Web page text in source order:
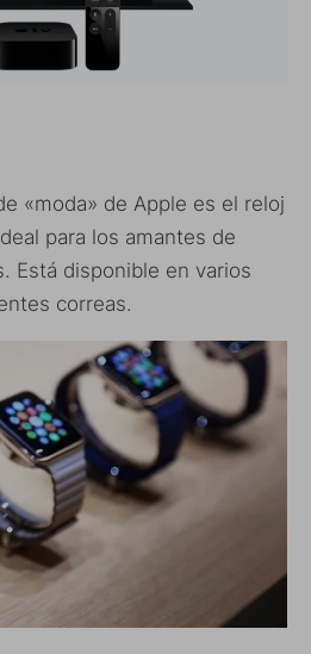
«moda» de Apple es el reloj
para los amantes de
Está disponible en varios
correas.